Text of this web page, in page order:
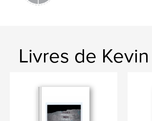
chicago
Livres de